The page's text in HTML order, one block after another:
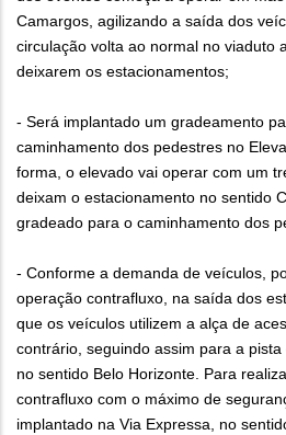
Camargos, agilizando a saída dos
circulação volta ao normal no viaduto
deixarem os estacionamentos;
- Será implantado um gradeamento
caminhamento dos pedestres no
forma, o elevado vai operar com um
deixam o estacionamento no sentido
gradeado para o caminhamento dos
- Conforme a demanda de veículos,
operação contrafluxo, na saída dos
que os veículos utilizem a alça de
contrário, seguindo assim para a
no sentido Belo Horizonte. Para
contrafluxo com o máximo de
implantado na Via Expressa, no